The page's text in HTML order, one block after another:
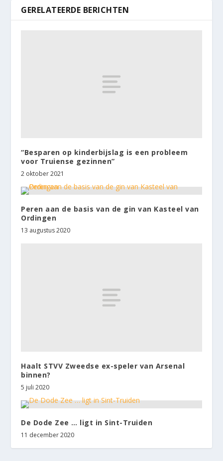
GERELATEERDE BERICHTEN
“Besparen op kinderbijslag is een probleem
voor Truiense gezinnen”
2 oktober 2021
Peren aan de basis van de gin van Kasteel van
Ordingen
13 augustus 2020
Haalt STVV Zweedse ex-speler van Arsenal
binnen?
5 juli 2020
De Dode Zee … ligt in Sint-Truiden
11 december 2020